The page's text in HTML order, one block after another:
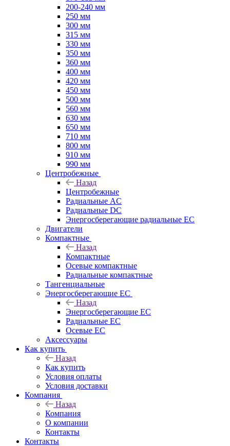
200-240 мм
250 мм
300 мм
315 мм
330 мм
350 мм
360 мм
400 мм
420 мм
450 мм
500 мм
560 мм
630 мм
650 мм
710 мм
800 мм
910 мм
990 мм
Центробежные
Назад
Центробежные
Радиальные AC
Радиальные DC
Энергосберегающие радиальные EC
Двигатели
Компактные
Назад
Компактные
Осевые компактные
Радиальные компактные
Тангенциальные
Энергосберегающие EC
Назад
Энергосберегающие EC
Радиальные EC
Осевые EC
Аксессуары
Как купить
Назад
Как купить
Условия оплаты
Условия доставки
Компания
Назад
Компания
О компании
Контакты
Контакты